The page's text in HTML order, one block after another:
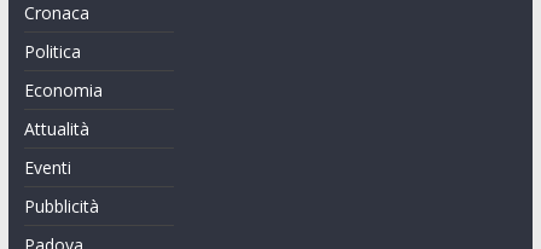
Cronaca
Politica
Economia
Attualità
Eventi
Pubblicità